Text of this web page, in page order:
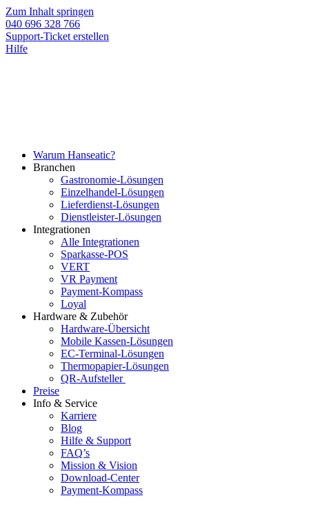
Zum Inhalt springen
040 696 328 766
Support-Ticket erstellen
Hilfe
Warum Hanseatic?
Branchen
Gastronomie-Lösungen
Einzelhandel-Lösungen
Lieferdienst-Lösungen
Dienstleister-Lösungen
Integrationen
Alle Integrationen
Sparkasse-POS
VERT
VR Payment
Payment-Kompass
Loyal
Hardware & Zubehör
Hardware-Übersicht
Mobile Kassen-Lösungen
EC-Terminal-Lösungen
Thermopapier-Lösungen
QR-Aufsteller
Preise
Info & Service
Karriere
Blog
Hilfe & Support
FAQ’s
Mission & Vision
Download-Center
Payment-Kompass